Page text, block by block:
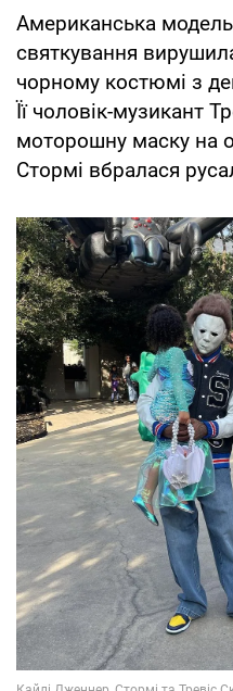
Американська
святкування
чорному костюмі з
Її чоловік-музикант
моторошну маску на
Стормі вбралася